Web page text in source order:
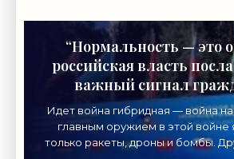
“Нормальность — это
российская власть
важный сигнал
Идет война гибридная — война
главным оружием в этой войне
только ракеты, дроны и бомбы.